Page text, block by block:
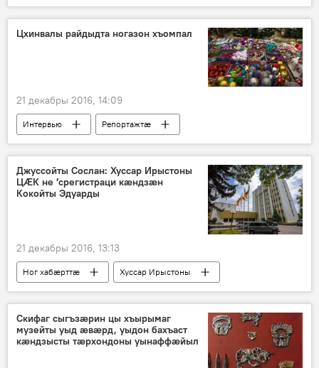
Цхинвалы райдыдта ногазон хъомпал
21 декабры 2016, 14:09
Интервью
Репортажтӕ
Хуссар Ирыстоны
Джуссойты Сослан: Хуссар Ирыстоны
ЦӔК не ′срегистраци кӕндзӕн
Кокойты Эдуарды
21 декабры 2016, 13:13
Ног хабӕрттӕ Хуссар Ирыстоны
Скифаг сыгъзӕрин цы хъырымаг
музейты уыд ӕвӕрд, уыдон бахъаст
кӕндзысты тӕрхондоны уынаффӕйыл